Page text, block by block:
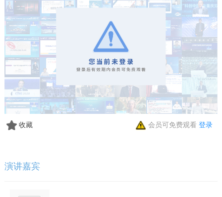
收藏 会员可免费观看登录
演讲嘉宾